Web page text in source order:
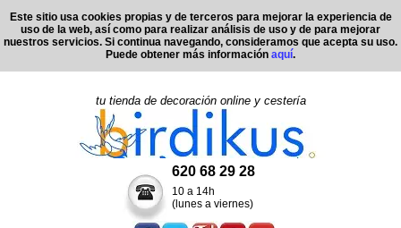
tu tienda de decoración online y cestería
620 68 29 28
10 a 14h
(lunes a viernes)
Este sitio usa cookies propias y de terceros para mejorar la experiencia de
uso de la web, así como para realizar análisis de uso y de para mejorar
nuestros servicios. Si continua navegando, consideramos que acepta su uso.
Puede obtener más información aquí.